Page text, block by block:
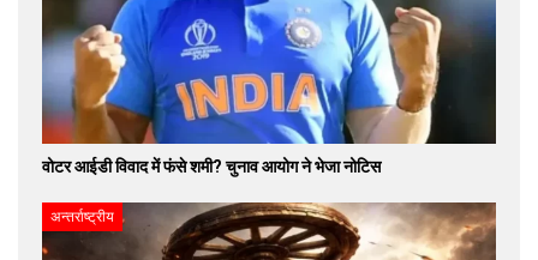
वोटर आईडी विवाद में फंसे शमी? चुनाव आयोग ने भेजा नोटिस
अन्तर्राष्ट्रीय